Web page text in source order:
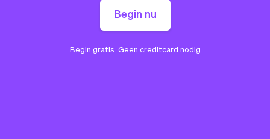
Begin nu
Begin gratis. Geen creditcard nodig